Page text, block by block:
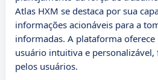
Atlas HXM se destaca por sua
informações acionáveis para a
informadas. A plataforma
usuário intuitiva e personalizável,
pelos usuários.